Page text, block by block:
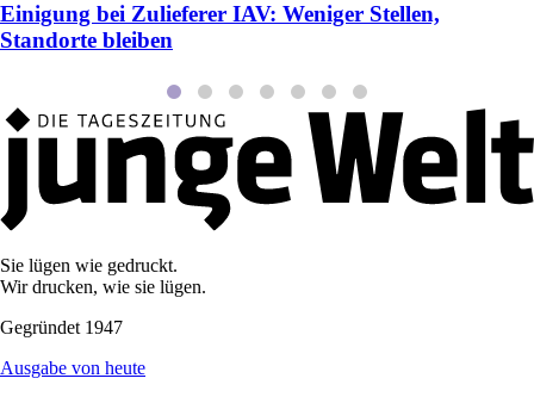
Einigung bei Zulieferer IAV: Weniger Stellen,
Standorte bleiben
Sie lügen wie gedruckt.
Wir drucken, wie sie lügen.
Gegründet 1947
Ausgabe von heute